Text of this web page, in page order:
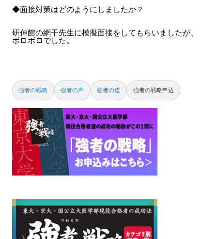
◆面接対策はどのようにしましたか？
研伸館の網干先生に模擬面接をしてもらいましたが、
ボロボロでした。
強者の戦略 強者の声 強者の道 強者の戦略申込